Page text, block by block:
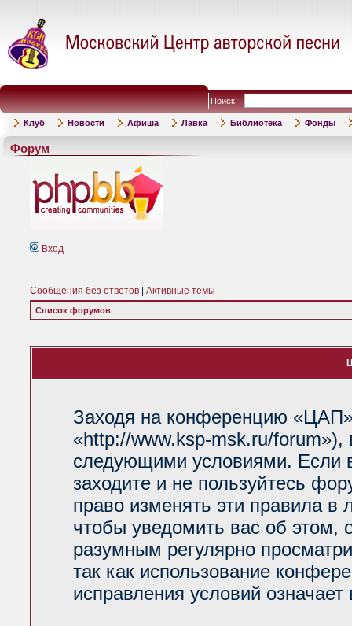
Поиск:
Клуб Новости Афиша Лавка Библиотека Фонды
Форум
Вход
Сообщения без ответов Активные темы
Список форумов
Заходя на конференцию
«http://www.ksp-msk.ru/forum»),
следующими условиями. Если
заходите и не пользуйтесь
право изменять эти правила
чтобы уведомить вас об
разумным регулярно
так как использование
исправления условий